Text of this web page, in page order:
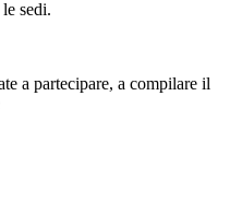
sedi.
a partecipare, a compilare il